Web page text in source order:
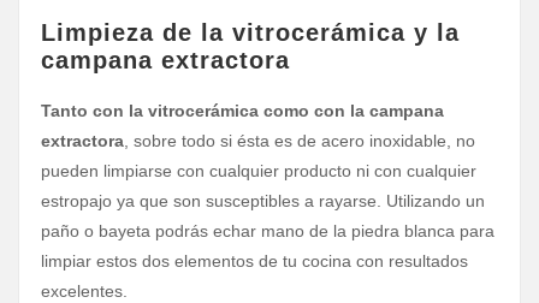
Limpieza de la vitrocerámica y la
campana extractora
Tanto con la vitrocerámica como con la campana
extractora, sobre todo si ésta es de acero inoxidable, no
pueden limpiarse con cualquier producto ni con cualquier
estropajo ya que son susceptibles a rayarse. Utilizando un
paño o bayeta podrás echar mano de la piedra blanca para
limpiar estos dos elementos de tu cocina con resultados
excelentes.